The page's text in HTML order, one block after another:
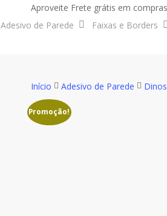
Aproveite Frete grátis em
Adesivo de Parede Faixas e Borders
Início Adesivo de Parede
Promoção!